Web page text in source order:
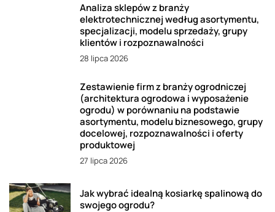
Analiza sklepów z branży
elektrotechnicznej według asortymentu,
specjalizacji, modelu sprzedaży, grupy
klientów i rozpoznawalności
28 lipca 2026
Zestawienie firm z branży ogrodniczej
(architektura ogrodowa i wyposażenie
ogrodu) w porównaniu na podstawie
asortymentu, modelu biznesowego, grupy
docelowej, rozpoznawalności i oferty
produktowej
27 lipca 2026
Jak wybrać idealną kosiarkę spalinową do
swojego ogrodu?